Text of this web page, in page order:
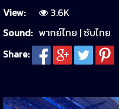
View:
3.6K
Sound: พากย์ไทย | ซับไทย
Share: